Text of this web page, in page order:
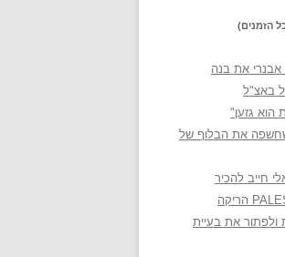
הזמנים)
אבנרי את בנה
באצ"ל
הוא גזען"
את הבלוף של
חייב להכיר
ולפתור את בעיית